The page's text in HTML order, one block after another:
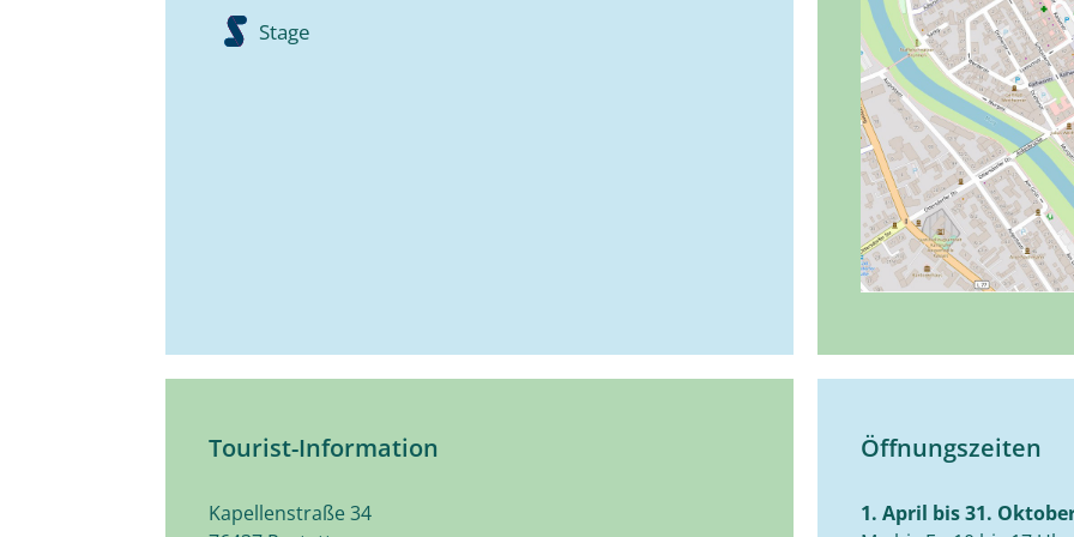
Stage
Tourist-Information
Kapellenstraße 34
Öffnungszeiten
1. April bis 31.